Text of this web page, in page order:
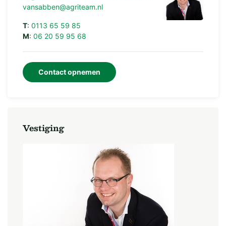
vansabben@agriteam.nl
T: 0113 65 59 85
M: 06 20 59 95 68
Contact opnemen
Vestiging